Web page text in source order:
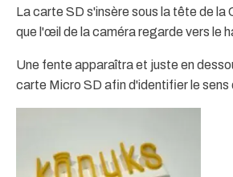
La carte SD s'insère sous la tête de la
que l'œil de la caméra regarde vers le
Une fente apparaîtra et juste en
carte Micro SD afin d'identifier le sens